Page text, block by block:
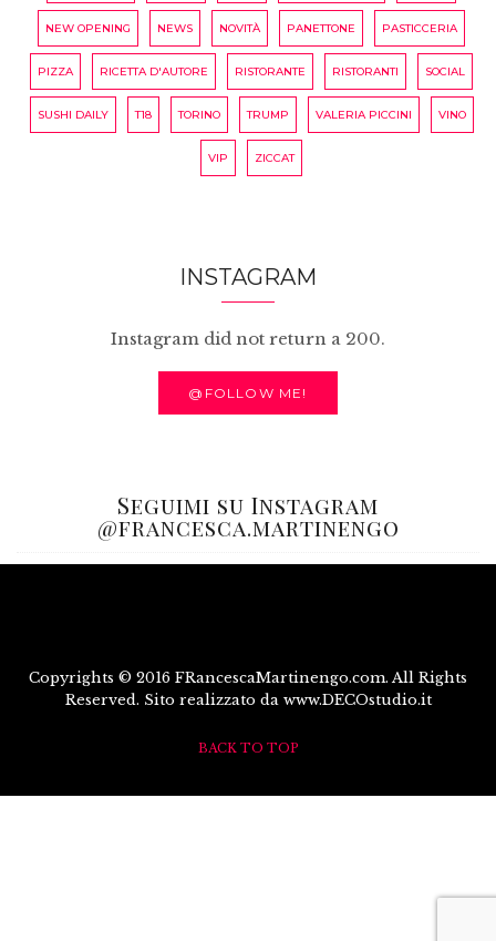
NEW OPENING NEWS NOVITÀ PANETTONE PASTICCERIA
PIZZA RICETTA D'AUTORE RISTORANTE RISTORANTI SOCIAL
SUSHI DAILY T18 TORINO TRUMP VALERIA PICCINI VINO
VIP ZICCAT
INSTAGRAM
Instagram did not return a 200.
@FOLLOW ME!
Seguimi su Instagram
@francesca.martinengo
Copyrights © 2016 FRancescaMartinengo.com. All Rights
Reserved. Sito realizzato da www.DECOstudio.it
BACK TO TOP